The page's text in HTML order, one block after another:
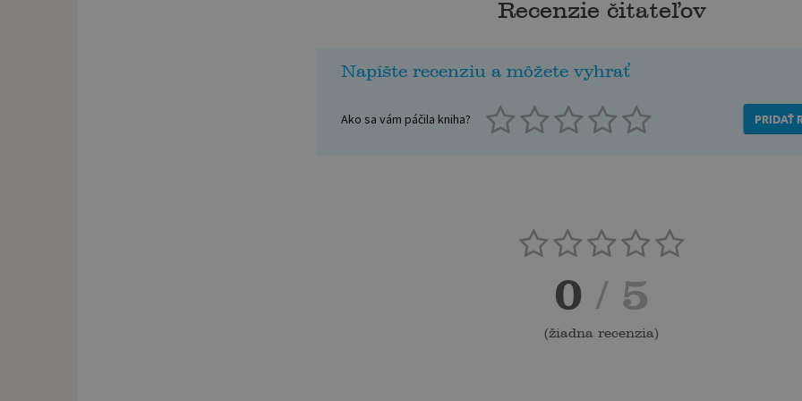
Recenzie čitateľov
Napíšte recenziu a môžete vyhrať
Ako sa vám páčila kniha? PRIDAŤ
0 / 5
(žiadna recenzia)